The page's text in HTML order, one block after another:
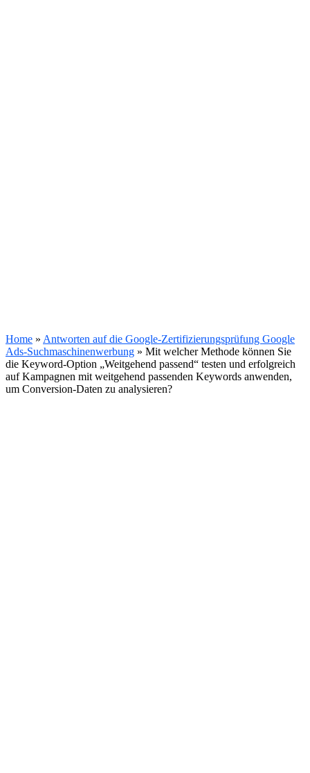
Home » Antworten auf die Google-Zertifizierungsprüfung Google
Ads-Suchmaschinenwerbung » Mit welcher Methode können Sie
die Keyword-Option „Weitgehend passend“ testen und erfolgreich
auf Kampagnen mit weitgehend passenden Keywords anwenden,
um Conversion-Daten zu analysieren?